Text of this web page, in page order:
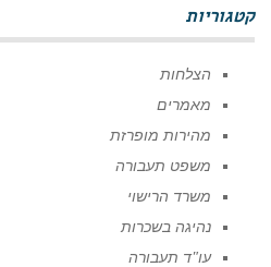
קטגוריות
הצלחות
מאמרים
מהירות מופרזת
משפט תעבורה
משרד הרישוי
נהיגה בשכרות
עו"ד תעבורה